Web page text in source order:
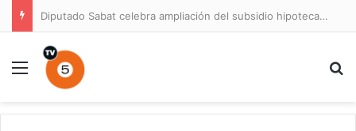
Diputado Sabat celebra ampliación del subsidio hipotecario con viviendas de hasta 6.000 UF
Menú